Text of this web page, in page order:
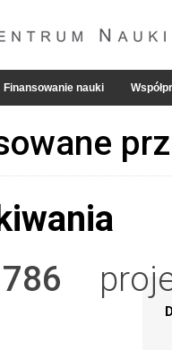
Finansowanie nauki